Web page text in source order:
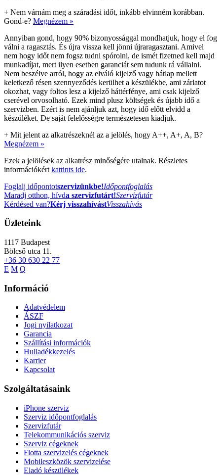
+ Nem várnám meg a száradási időt, inkább elvinném korábban.
Gond-e? Megnézem »
Annyiban gond, hogy 90% bizonyossággal mondhatjuk, hogy el fog
válni a ragasztás. És újra vissza kell jönni újraragasztani. Amivel
nem hogy időt nem fogsz tudni spórolni, de ismét fizetned kell majd
munkadíjat, mert ilyen esetben garanciát sem tudunk rá vállalni.
Nem beszélve arról, hogy az elváló kijelző vagy hátlap mellett
keletkező résen szennyeződés kerülhet a készülékbe, ami zárlatot
okozhat, vagy foltos lesz a kijelző háttérfénye, ami csak kijelző
cserével orvosolható. Ezek mind plusz költségek és újabb idő a
szervizben. Ezért is nem ajánljuk azt, hogy idő előtt elvidd a
készüléket. De saját felelősségre természetesen kiadjuk.
+ Mit jelent az alkatrészeknél az a jelölés, hogy A++, A+, A, B?
Megnézem »
Ezek a jelölések az alkatrész minőségére utalnak. Részletes
információkért kattints ide.
Foglalj időpontotszervizünkbe!Időpontfoglalás
Maradj otthon, hívda szervizfutárt!Szervizfutár
Kérdésed van?Kérj visszahívástVisszahívás
Üzleteink
1117 Budapest
Bölcső utca 11.
+36 30 630 22 77
E M Q
Információ
Adatvédelem
ÁSZF
Jogi nyilatkozat
Garancia
Szállítási információk
Hulladékkezelés
Karrier
Kapcsolat
Szolgáltatásaink
iPhone szerviz
Szerviz időpontfoglalás
Szervizfutár
Telekommunikációs szerviz
Szerviz cégeknek
Flotta szervizelés cégeknek
Mobileszközök szervizelése
Eladó készülékek